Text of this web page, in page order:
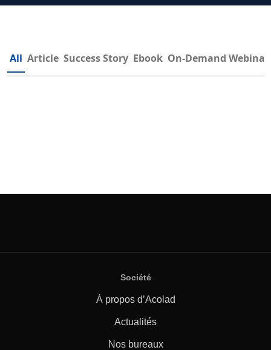
All Article Success Story Ebook On-Demand Webinar
Société
À propos d’Acolad
Actualités
Nos bureaux